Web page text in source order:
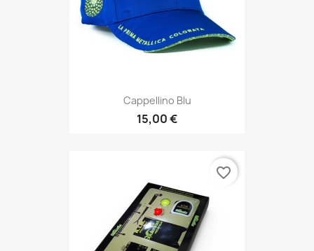
Cappellino Blu
15,00 €
favorite_border